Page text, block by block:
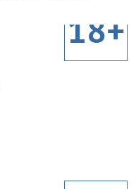
18+